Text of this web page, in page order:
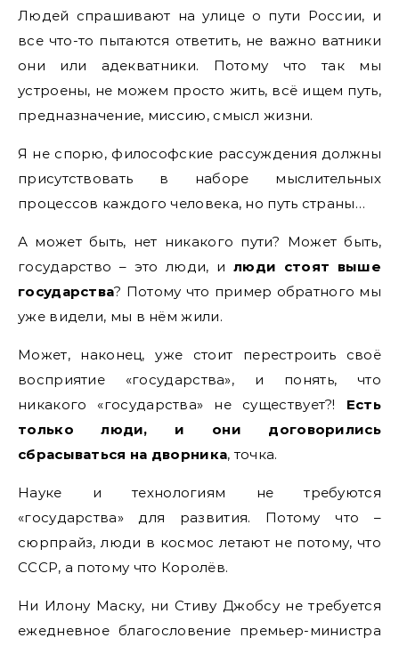
Людей спрашивают на улице о пути России, и
все что-то пытаются ответить, не важно ватники
они или адекватники. Потому что так мы
устроены, не можем просто жить, всё ищем путь,
предназначение, миссию, смысл жизни.
Я не спорю, философские рассуждения должны
присутствовать в наборе мыслительных
процессов каждого человека, но путь страны…
А может быть, нет никакого пути? Может быть,
государство – это люди, илюди стоят выше
государства? Потому что пример обратного мы
уже видели, мы в нём жили.
Может, наконец, уже стоит перестроить своё
восприятие «государства», и понять, что
никакого «государства» не существует?! Есть
только люди, и они договорились
сбрасываться на дворника, точка.
Науке и технологиям не требуются
«государства» для развития. Потому что –
сюрпрайз, люди в космос летают не потому, что
СССР, а потому что Королёв.
Ни Илону Маску, ни Стиву Джобсу не требуется
ежедневное благословение премьер-министра